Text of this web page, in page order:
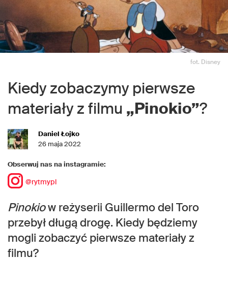
fot. Disney
Kiedy zobaczymy pierwsze
materiały z filmu „Pinokio”?
Daniel Łojko
26 maja 2022
Obserwuj nas na instagramie:
@rytmypl
Pinokiow reżyserii Guillermo del Toro
przebył długą drogę. Kiedy będziemy
mogli zobaczyć pierwsze materiały z
filmu?